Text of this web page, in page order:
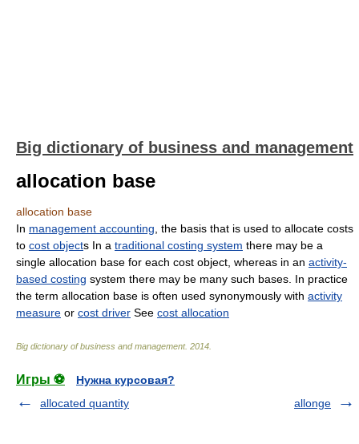
Big dictionary of business and management
allocation base
allocation base
In management accounting , the basis that is used to allocate costs
to cost objects In a traditional costing system there may be a
single allocation base for each cost object, whereas in an activity-
based costing system there may be many such bases. In practice
the term allocation base is often used synonymously with activity
measure or cost driver See cost allocation
Big dictionary of business and management. 2014
Игры ⚽
Нужна курсовая?
allocated quantity
allonge